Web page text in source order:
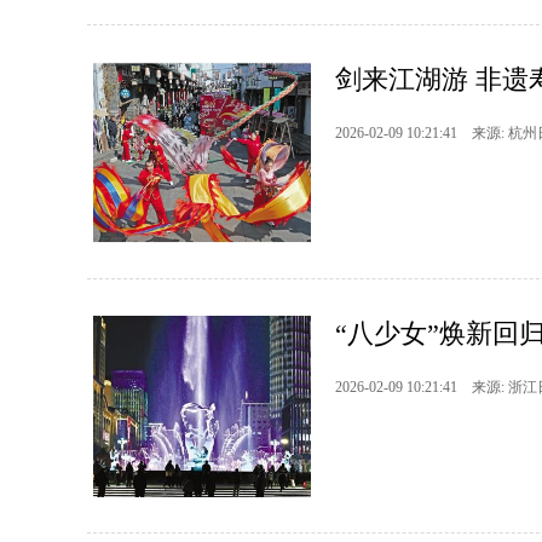
剑来江湖游 非遗
2026-02-09 10:21:41 来源: 杭州
“八少女”焕新回归
2026-02-09 10:21:41 来源: 浙江